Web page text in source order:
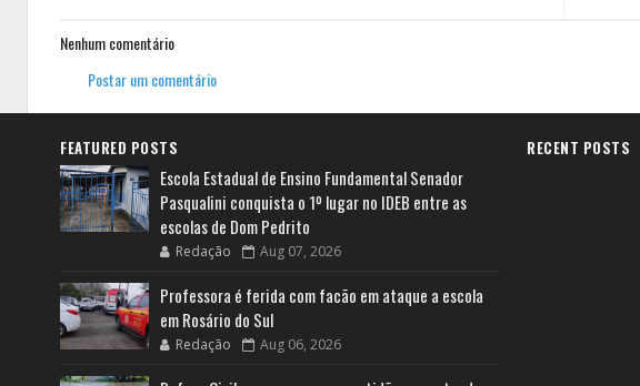
Nenhum comentário
Postar um comentário
FEATURED POSTS
Escola Estadual de Ensino Fundamental Senador
Pasqualini conquista o 1º lugar no IDEB entre as
escolas de Dom Pedrito
Redação Aug 07, 2026
Professora é ferida com facão em ataque a escola
em Rosário do Sul
Redação Aug 06, 2026
RECENT POSTS